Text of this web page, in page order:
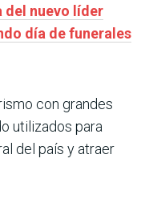
del nuevo líder
día de funerales
con grandes
utilizados para
del país y atraer